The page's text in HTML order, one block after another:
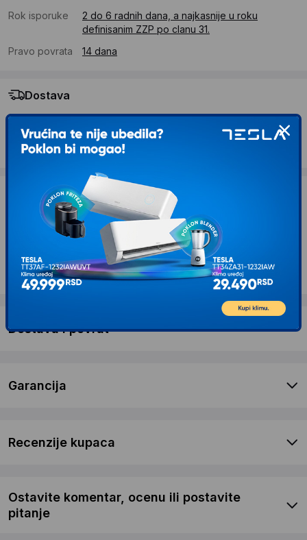
Rok isporuke
2 do 6 radnih dana, a najkasnije u roku
definisanim ZZP po clanu 31.
Pravo povrata
14 dana
Dostava
Standardna dostava se očekuje u roku od 2 do 6 radnih
dana
Troskovi dostave 490 RSD
Želite li ponudu za firmu?
Kontaktirajte nas
Opis proizvoda VILLAGER VLN 3220 Fuse
akumulatorska bušilica SOLO
Dostava i povrat
Garancija
Recenzije kupaca
Ostavite komentar, ocenu ili postavite
pitanje